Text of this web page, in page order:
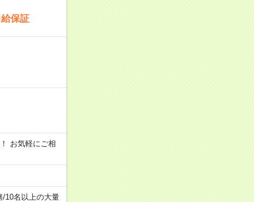
保証
お気軽にご相
/10名以上の大量